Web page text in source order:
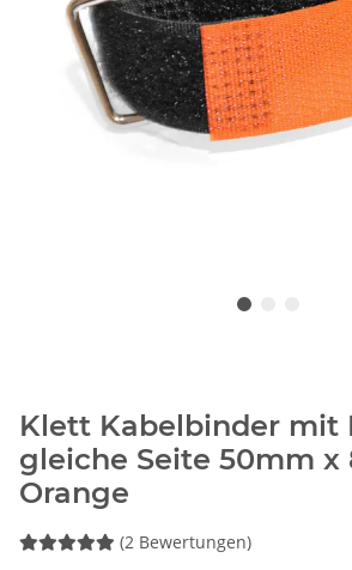
Klett Kabelbinder mit
gleiche Seite 50mm x
Orange
(2 Bewertungen)